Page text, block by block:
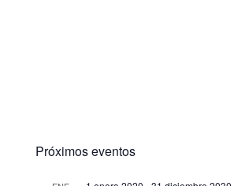
Próximos eventos